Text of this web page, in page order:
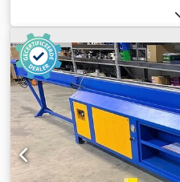
diameter 30,0 mm
minuut 2,0 omw/min
vermogensbehoefte 1,1 kW
B-H 410 x 1000 x 570 mm
MediBender "MB 42 M" -
mm - Capaciteit gasbuis
vierkantprofiel (FE 42) 35 x
260 mm - Minimale straal 2 x
gereedschapsopname -
gas Uitvoering : -